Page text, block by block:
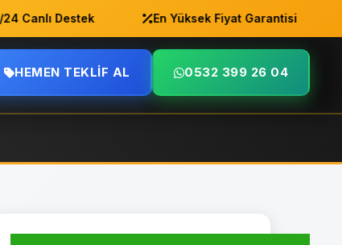
Destek En Yüksek Fiyat Garantisi
HEMEN TEKLIF AL 0532 399 26 04